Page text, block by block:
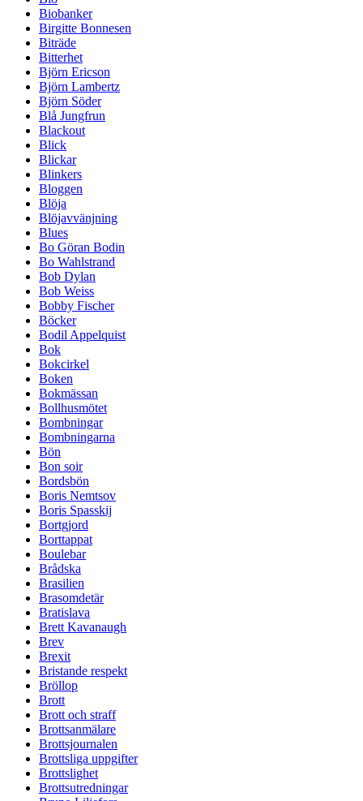
Biobanker
Birgitte Bonnesen
Biträde
Bitterhet
Björn Ericson
Björn Lambertz
Björn Söder
Blå Jungfrun
Blackout
Blick
Blickar
Blinkers
Bloggen
Blöja
Blöjavvänjning
Blues
Bo Göran Bodin
Bo Wahlstrand
Bob Dylan
Bob Weiss
Bobby Fischer
Böcker
Bodil Appelquist
Bok
Bokcirkel
Boken
Bokmässan
Bollhusmötet
Bombningar
Bombningarna
Bön
Bon soir
Bordsbön
Boris Nemtsov
Boris Spasskij
Bortgjord
Borttappat
Boulebar
Brådska
Brasilien
Brasomdetär
Bratislava
Brett Kavanaugh
Brev
Brexit
Bristande respekt
Bröllop
Brott
Brott och straff
Brottsanmälare
Brottsjournalen
Brottsliga uppgifter
Brottslighet
Brottsutredningar